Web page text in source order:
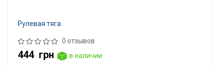
Рулевая тяга
0 отзывов
444 грн
в наличии